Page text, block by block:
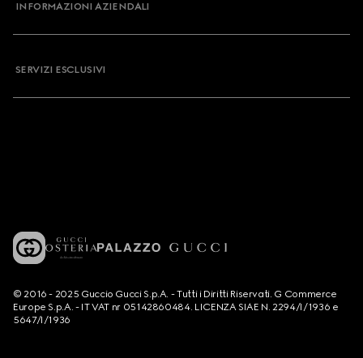
INFORMAZIONI AZIENDALI
SERVIZI ESCLUSIVI
© 2016 - 2025 Guccio Gucci S.p.A. - Tutti i Diritti Riservati. G Commerce
Europe S.p.A. - IT VAT nr 05142860484. LICENZA SIAE N. 2294/I/1936 e
5647/I/1936